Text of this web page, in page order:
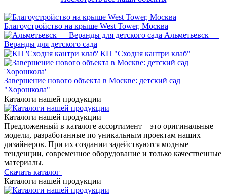
Благоустройство на крыше West Tower, Москва
Альметьевск —
Веранды для детского сада
КП "Сходня кантри клаб"
Завершение нового объекта в Москве: детский сад
"Хорошкола"
Каталоги нашей продукции
Каталоги нашей продукции
Предложенный в каталоге ассортимент – это оригинальные
модели, разработанные по уникальным проектам наших
дизайнеров. При их создании задействуются модные
тенденции, современное оборудование и только качественные
материалы.
Скачать каталог
Каталоги нашей продукции